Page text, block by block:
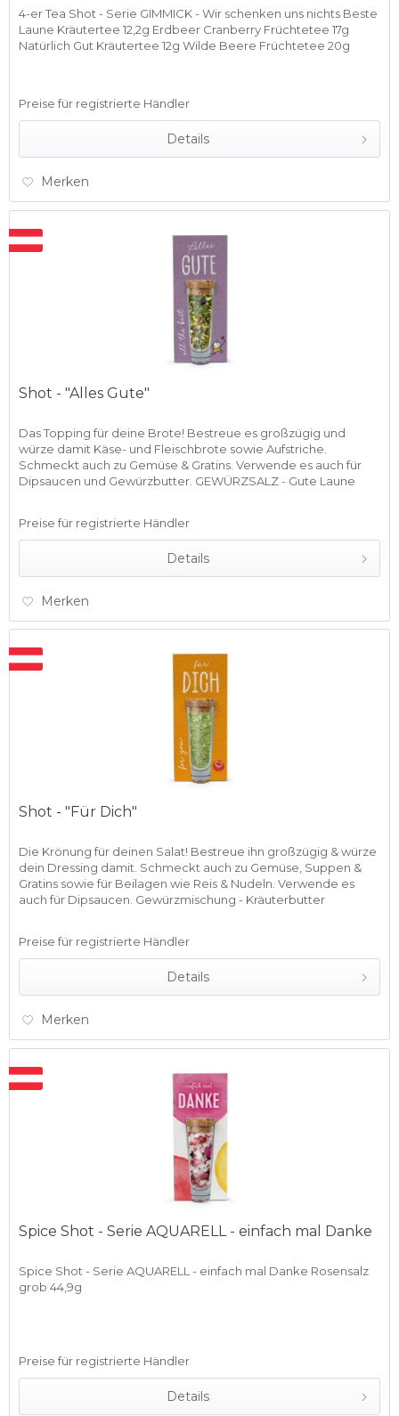
4-er Tea Shot - Serie GIMMICK - Wir schenken uns nichts Beste
Laune Kräutertee 12,2g Erdbeer Cranberry Früchtetee 17g
Natürlich Gut Kräutertee 12g Wilde Beere Früchtetee 20g
Preise für registrierte Händler
Details
Merken
Shot - "Alles Gute"
Das Topping für deine Brote! Bestreue es großzügig und
würze damit Käse- und Fleischbrote sowie Aufstriche.
Schmeckt auch zu Gemüse & Gratins. Verwende es auch für
Dipsaucen und Gewürzbutter. GEWÜRZSALZ - Gute Laune
Preise für registrierte Händler
Details
Merken
Shot - "Für Dich"
Die Krönung für deinen Salat! Bestreue ihn großzügig & würze
dein Dressing damit. Schmeckt auch zu Gemüse, Suppen &
Gratins sowie für Beilagen wie Reis & Nudeln. Verwende es
auch für Dipsaucen. Gewürzmischung - Kräuterbutter
Preise für registrierte Händler
Details
Merken
Spice Shot - Serie AQUARELL - einfach mal Danke
Spice Shot - Serie AQUARELL - einfach mal Danke Rosensalz
grob 44,9g
Preise für registrierte Händler
Details